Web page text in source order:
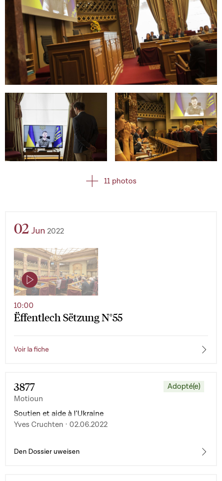
Open image in gallery
Open image in gallery Open image in gallery
11 photos
02 Jun 2022
Ëffentlech Sëtzung N°55
10:00
Voir la fiche
3877
Motioun
Adopté(e)
Soutien et aide à l'Ukraine
Yves Cruchten · 02.06.2022
Den Dossier uweisen